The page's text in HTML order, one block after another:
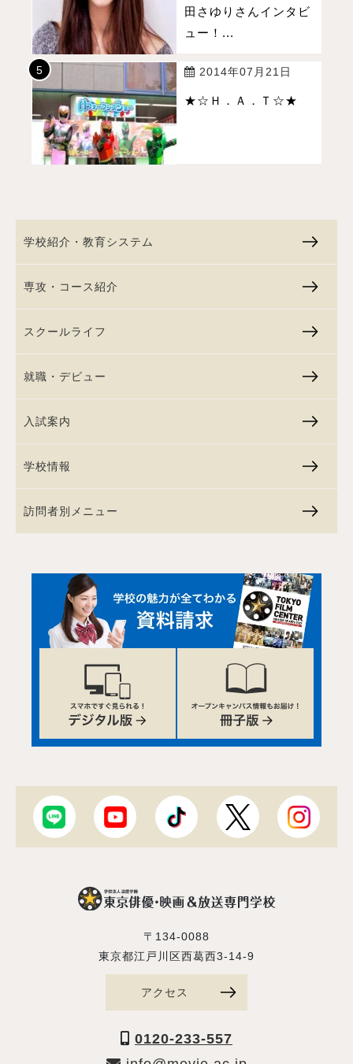
田さゆりさんインタビ
ュー！...
2014年07月21日
★☆Ｈ．Ａ．Ｔ☆★
学校紹介・教育システム
専攻・コース紹介
スクールライフ
就職・デビュー
入試案内
学校情報
訪問者別メニュー
〒134-0088
東京都江戸川区西葛西3-14-9
アクセス
0120-233-557